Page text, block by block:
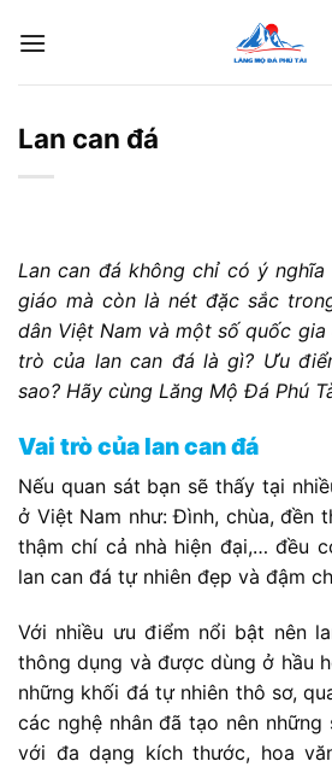
đến
Lan can đá
Lan can đá không chỉ có ý
giáo mà còn là nét đặc sắc
dân Việt Nam và một số quốc gia
trò của lan can đá là gì? Ưu
sao? Hãy cùng Lăng Mộ Đá Phú
Vai trò của lan can đá
Nếu quan sát bạn sẽ thấy tại
ở Việt Nam như: Đình, chùa, đền
thậm chí cả nhà hiện đại,… đều
lan can đá tự nhiên đẹp và đậm
Với nhiều ưu điểm nổi bật nên
thông dụng và được dùng ở hầu
những khối đá tự nhiên thô sơ,
các nghệ nhân đã tạo nên những
với đa dạng kích thước, hoa